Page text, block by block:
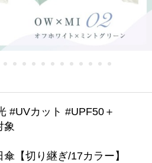
#UVカット #UPF50＋
象
【切り継ぎ/17カラー】